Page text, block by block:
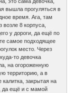
вышла прогуляться в
время. Ага, там
возле 8 корпуса,
у дороги, да ещё по
самое подходящее
место. Через
то девочка
на огороженную
территорию, а в
калитка, закрытая на
да ещё и с мамой